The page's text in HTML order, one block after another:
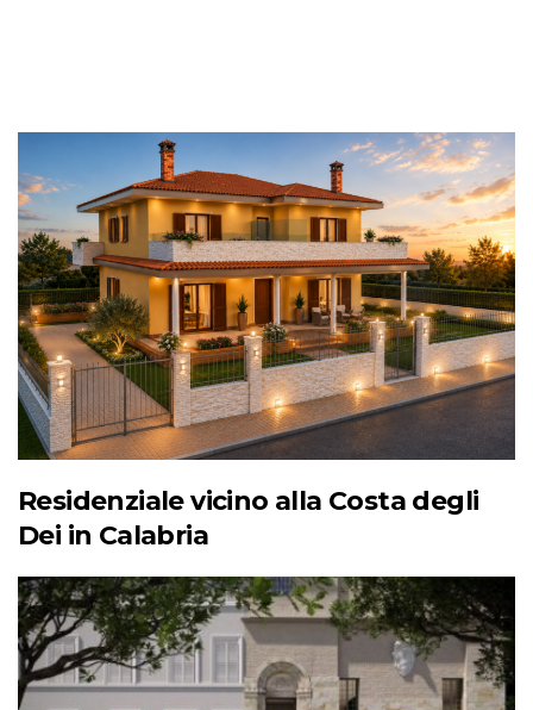
Residenziale vicino alla Costa degli
Dei in Calabria